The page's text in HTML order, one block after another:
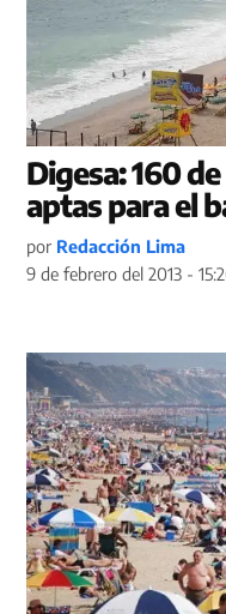
Digesa: 160
aptas para el
por Redacción Lima
9 de febrero del 2013 -